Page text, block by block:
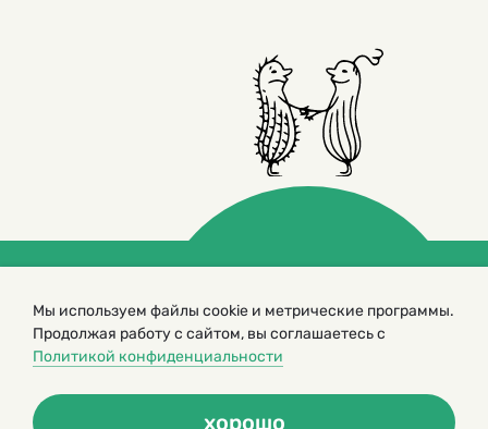
© 2000 – 2026. Кукумбер. Литературный иллюстрированный
журнал для детей
Копирование материалов возможно только с разрешения редакторов
сайта
Мы используем файлы cookie и метрические программы.
Продолжая работу с сайтом, вы соглашаетесь с
Политикой конфиденциальности
хорошо